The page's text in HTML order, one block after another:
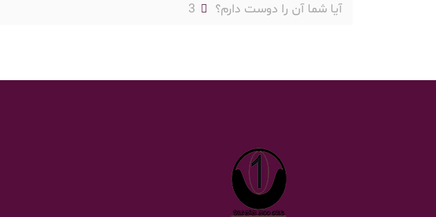
آیا شما آن را دوست دارم؟ 3